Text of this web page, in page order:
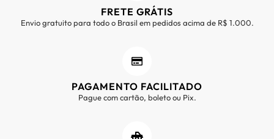
FRETE GRÁTIS
Envio gratuito para todo o Brasil em pedidos acima de R$ 1.000.
PAGAMENTO FACILITADO
Pague com cartão, boleto ou Pix.